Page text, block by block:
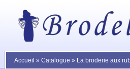
Accueil » Catalogue » La broderie aux